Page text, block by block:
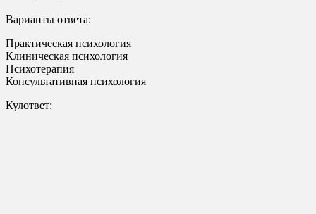
Варианты ответа:
Практическая психология
Клиническая психология
Психотерапия
Консультативная психология
Кулответ: